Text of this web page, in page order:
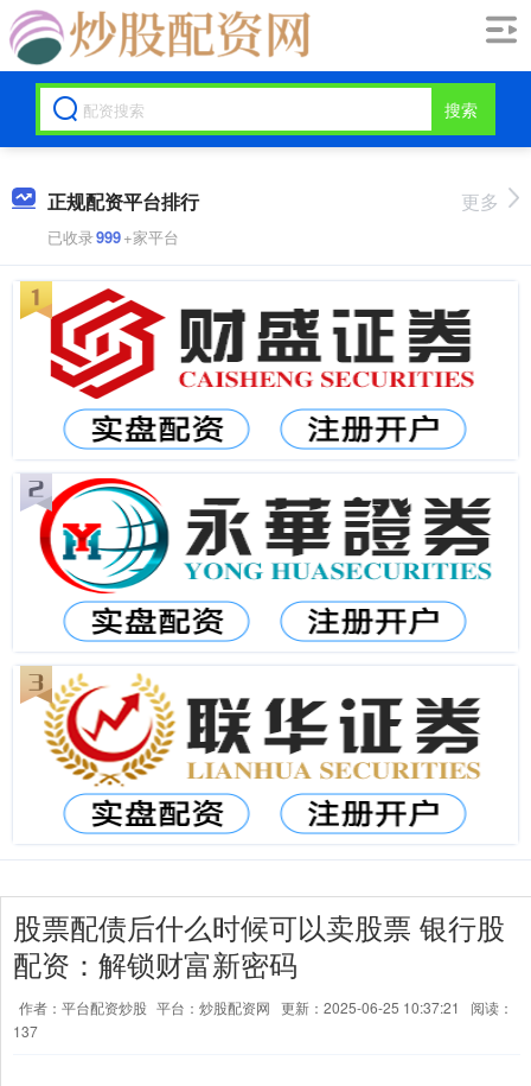
搜索
正规配资平台排行
已收录999+家平台
更多
股票配债后什么时候可以卖股票 银行股
配资：解锁财富新密码
作者：平台配资炒股 平台：炒股配资网 更新：2025-06-25 10:37:21
阅读：
137